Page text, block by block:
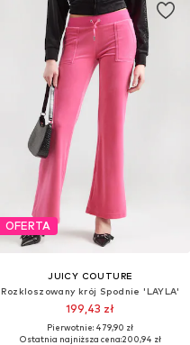
OFERTA
JUICY COUTURE
Rozkloszowany krój Spodnie 'LAYLA'
199,43 zł
Pierwotnie: 479,90 zł
Ostatnia najniższa cena:200,94 zł